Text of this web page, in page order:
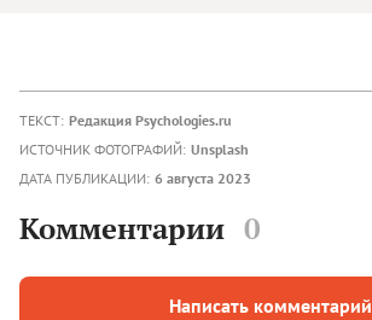
ТЕКСТ: Редакция Psychologies.ru
ИСТОЧНИК ФОТОГРАФИЙ: Unsplash
ДАТА ПУБЛИКАЦИИ: 6 августа 2023
Комментарии 0
Написать комментарий